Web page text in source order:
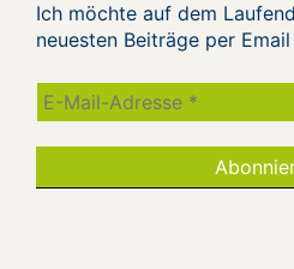
Ich möchte auf dem
neuesten Beiträge per